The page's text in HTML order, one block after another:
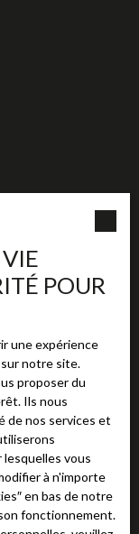
POUR
une expérience
notre site.
proposer du
Ils nous
de nos services et
vous
à n'importe
en bas de notre
fonctionnement.